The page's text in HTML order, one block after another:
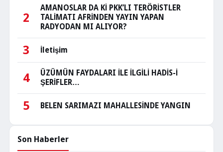
2
AMANOSLAR DA Kİ PKK’LI TERÖRİSTLER
TALİMATI AFRİNDEN YAYIN YAPAN
RADYODAN MI ALIYOR?
3 İletişim
4
ÜZÜMÜN FAYDALARI İLE İLGİLİ HADİS-İ
ŞERİFLER…
5 BELEN SARIMAZI MAHALLESİNDE YANGIN
Son Haberler